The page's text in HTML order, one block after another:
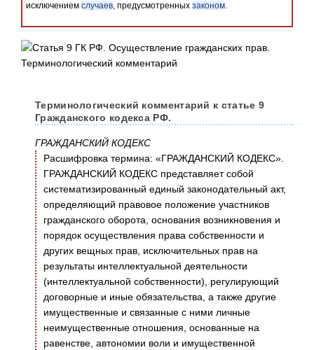
исключением случаев, предусмотренных законом.
Терминологический комментарий к статье 9
Гражданского кодекса РФ.
ГРАЖДАНСКИЙ КОДЕКС
Расшифровка термина: «ГРАЖДАНСКИЙ КОДЕКС».
ГРАЖДАНСКИЙ КОДЕКС представляет собой
систематизированный единый законодательный акт,
определяющий правовое положение участников
гражданского оборота, основания возникновения и
порядок осуществления права собственности и
других вещных прав, исключительных прав на
результаты интеллектуальной деятельности
(интеллектуальной собственности), регулирующий
договорные и иные обязательства, а также другие
имущественные и связанные с ними личные
неимущественные отношения, основанные на
равенстве, автономии воли и имущественной